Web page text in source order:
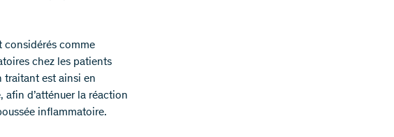
considérés comme
chez les patients
traitant est ainsi en
afin d’atténuer la réaction
inflammatoire.